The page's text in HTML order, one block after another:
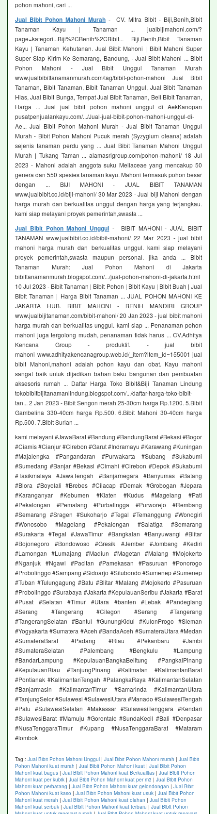
pohon mahoni, cari ...
Jual Bibit Pohon Mahoni Murah - CV. Mitra Bibit - Biji,Benih,Bibit
Tanaman Kayu | Tanaman ... jualbijimahoni.com/?
page=kategori...Biji%2CBenih%2CBibit... Biji,Benih,Bibit Tanaman
Kayu | Tanaman Kehutanan. Jual Bibit Mahoni | Bibit Mahoni Super
Super Siap Kirim Ke Semarang, Bandung, · Jual Bibit Mahoni ... Bibit
Pohon Mahoni - Jual Bibit Unggul Tanaman Murah
www.jualbibittanamanmurah.com/tag/bibit-pohon-mahoni Jual Bibit
Tanaman, Bibit Tanaman, Bibit Tanaman Unggul, Jual Bibit Tanaman
Hias, Jual Bibit Bunga, Tempat Jual Bibit Tanaman, Beli Bibit Tanaman,
Harga ... Jual jual bibit pohon mahoni unggul di AekKanopan
pusatpenjualankayu.com/.../Jual-jual-bibit-pohon-mahoni-unggul-di-
Ae... Jual Bibit Pohon Mahoni Murah - Jual Bibit Tanaman Unggul
Murah - Bibit Pohon Mahoni Pucuk merah (Syzygium oleana) adalah
sejenis tanaman perdu yang ... Jual Bibit Tanaman Mahoni Unggul
Murah | Tukang Taman ... alamasrigroup.com/pohon-mahoni/ 18 Jul
2023 - Mahoni adalah anggota suku Meliaceae yang mencakup 50
genera dan 550 spesies tanaman kayu. Mahoni termasuk pohon besar
dengan ... BIJI MAHONI - JUAL BIBIT TANAMAN
www.jualbibit.co.id/biji-mahoni/ 30 Mar 2023 - Jual biji Mahoni dengan
harga murah dan berkualitas unggul dengan harga yang terjangkau.
kami siap melayani proyek pemerintah,swasta ...
Jual Bibit Pohon Mahoni Unggul - BIBIT MAHONI - JUAL BIBIT
TANAMAN www.jualbibit.co.id/bibit-mahoni/ 22 Mar 2023 - jual bibit
mahoni harga murah dan berkualitas unggul. kami siap melayani
proyek pemerintah,swasta maupun personal. jika anda ... Bibit
Tanaman Murah: Jual Pohon Mahoni di Jakarta
bibittanamanmurah.blogspot.com/.../jual-pohon-mahoni-di-jakarta.html
10 Jul 2023 - Bibit Tanaman | Bibit Pohon | Bibit Kayu | Bibit Buah | Jual
Bibit Tanaman | Harga Bibit Tanaman ... JUAL POHON MAHONI KE
JAKARTA HUB. BIBIT MAHONI - BENIH MANDIRI GROUP
www.jualbijitanaman.com/bibit-mahoni/ 20 Jan 2023 - jual bibit mahoni
harga murah dan berkualitas unggul. kami siap ... Penanaman pohon
mahoni juga tergolong mudah, penanaman tidak harus ... CV.Adhitya
Kencana Group - produktif. - jual bibit
mahoni www.adhityakencanagroup.web.id/_item?item_id=155001 jual
bibit Mahoni,mahoni adalah pohon kayu dan obat. Kayu mahoni
sangat baik untuk dijadikan bahan baku bangunan dan pembuatan
aksesoris rumah ... Daftar Harga Toko Bibit&Biji Tanaman Lindung
tokobibitbijitanamanlindung.blogspot.com/.../daftar-harga-toko-bibit-
tan... 2 Jan 2023 - Bibit Sengon merah 25-30cm harga Rp.1200. 5.Bibit
Gambelina 330-40cm harga Rp.500. 6.Bibit Mahoni 30-40cm harga
Rp.500. 7.Bibit Surian ...
kami melayani #JawaBarat #Bandung #BandungBarat #Bekasi #Bogor
#Ciamis #Cianjur #Cirebon #Garut #Indramayu #Karawang #Kuningan
#Majalengka #Pangandaran #Purwakarta #Subang #Sukabumi
#Sumedang #Banjar #Bekasi #Cimahi #Cirebon #Depok #Sukabumi
#Tasikmalaya #JawaTengah #Banjarnegara #Banyumas #Batang
#Blora #Boyolali #Brebes #Cilacap #Demak #Grobogan #Jepara
#Karanganyar #Kebumen #Klaten #Kudus #Magelang #Pati
#Pekalongan #Pemalang #Purbalingga #Purworejo #Rembang
#Semarang #Sragen #Sukoharjo #Tegal #Temanggung #Wonogiri
#Wonosobo #Magelang #Pekalongan #Salatiga #Semarang
#Surakarta #Tegal #JawaTimur #Bangkalan #Banyuwangi #Blitar
#Bojonegoro #Bondowoso #Gresik #Jember #Jombang #Kediri
#Lamongan #Lumajang #Madiun #Magetan #Malang #Mojokerto
#Nganjuk #Ngawi #Pacitan #Pamekasan #Pasuruan #Ponorogo
#Probolinggo #Sampang #Sidoarjo #Situbondo #Sumenep #Sumenep
#Tuban #Tulungagung #Batu #Blitar #Malang #Mojokerto #Pasuruan
#Probolinggo #Surabaya #Jakarta #KepulauanSeribu #Jakarta #Barat
#Pusat #Selatan #Timur #Utara #banten #Lebak #Pandeglang
#Serang #Tangerang #Cilegon #Serang #Tangerang
#TangerangSelatan #Bantul #GunungKidul #KulonProgo #Sleman
#Yogyakarta #Sumatera #Aceh #BandaAceh #SumateraUtara #Medan
#SumateraBarat #Padang #Riau #Pekanbaru #Jambi
#SumateraSelatan #Palembang #Bengkulu #Lampung
#BandarLampung #KepulauanBangkaBelitung #PangkalPinang
#KepulauanRiau #TanjungPinang #Kalimatan #KalimantanBarat
#Pontianak #KalimantanTengah #PalangkaRaya #KalimantanSelatan
#Banjarmasin #KalimantanTimur #Samarinda #KalimantanUtara
#TanjungSelor #Sulawesi #SulawesiUtara #Manado #SulawesiTengah
#Palu #SulawesiSelatan #Makassar #SulawesiTenggara #Kendari
#SulawesiBarat #Mamuju #Gorontalo #SundaKecil #Bali #Denpasar
#NusaTenggaraTimur #Kupang #NusaTenggaraBarat #Mataram
#lombok
Tag : Jual Bibit Pohon Mahoni Unggul | Jual Bibit Pohon Mahoni murah | Jual Bibit
Pohon Mahoni kuat murah | Jual Bibit Pohon Mahoni kuat | Jual Bibit Pohon
Mahoni kuat bagus | Jual Bibit Pohon Mahoni kuat Berkualitas | Jual Bibit Pohon
Mahoni kuat per kubik | Jual Bibit Pohon Mahoni kuat per m3 | Jual Bibit Pohon
Mahoni kuat perbatang | Jual Bibit Pohon Mahoni kuat gelondongan | Jual Bibit
Pohon Mahoni kuat kaso | Jual Bibit Pohon Mahoni kuat usuk | Jual Bibit Pohon
Mahoni kuat merah | Jual Bibit Pohon Mahoni kuat olahan | Jual Bibit Pohon
Mahoni kuat serbuk | Jual Bibit Pohon Mahoni kuat terbaru | Jual Bibit Pohon